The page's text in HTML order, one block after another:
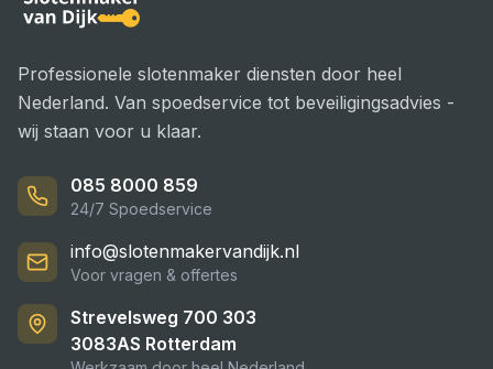
Professionele slotenmaker diensten door heel
Nederland. Van spoedservice tot beveiligingsadvies -
wij staan voor u klaar.
085 8000 859
24/7 Spoedservice
info@slotenmakervandijk.nl
Voor vragen & offertes
Strevelsweg 700 303
3083AS Rotterdam